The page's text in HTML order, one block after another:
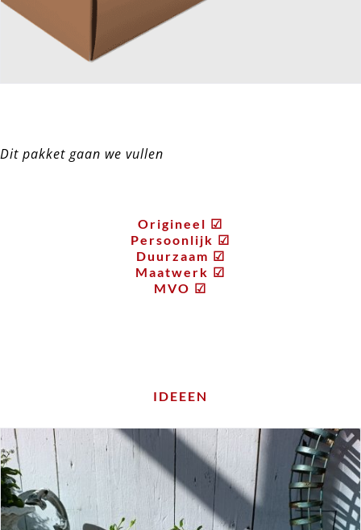
Dit pakket gaan we vullen
Origineel ☑
Persoonlijk ☑
Duurzaam ☑
Maatwerk ☑
MVO ☑
IDEEEN